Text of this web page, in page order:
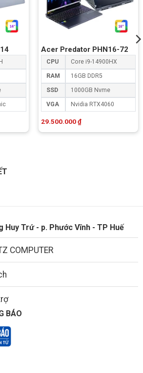
Acer Predator PHN16-72
CPU Core i9-14900HX
RAM 16GB DDR5
SSD 1000GB Nvme
VGA Nvidia RTX4060
29.500.000₫
Huy Trứ - p. Phước Vĩnh - TP Huế
COMPUTER
BÁO